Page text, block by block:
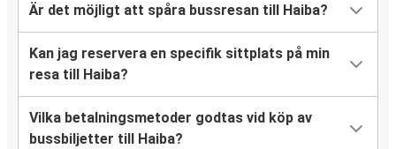
Är det möjligt att spåra bussresan till Haiba?
Kan jag reservera en specifik sittplats på min
resa till Haiba?
Vilka betalningsmetoder godtas vid köp av
bussbiljetter till Haiba?